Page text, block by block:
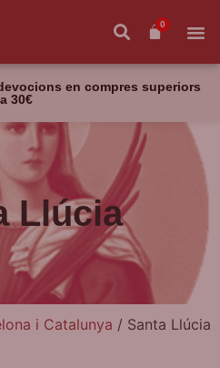
0
en compres superiors
a 30€
Llúcia
i Catalunya / Santa Llúcia